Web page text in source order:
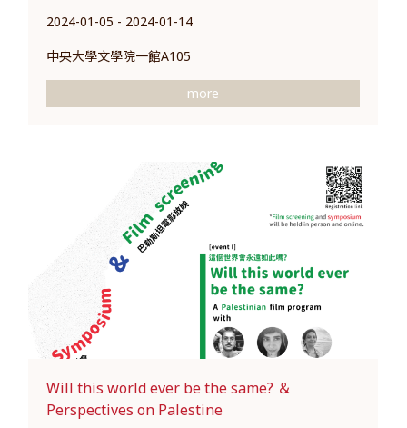
2024-01-05 - 2024-01-14
中央大學文學院一館A105
more
Will this world ever be the same? ＆
Perspectives on Palestine